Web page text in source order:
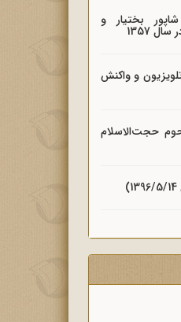
بختیار و
1357
و واکنش
حجت‌الاسلام